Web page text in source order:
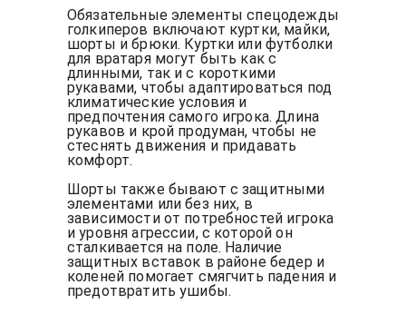
Обязательные элементы спецодежды
голкиперов включают куртки, майки,
шорты и брюки. Куртки или футболки
для вратаря могут быть как с
длинными, так и с короткими
рукавами, чтобы адаптироваться под
климатические условия и
предпочтения самого игрока. Длина
рукавов и крой продуман, чтобы не
стеснять движения и придавать
комфорт.
Шорты также бывают с защитными
элементами или без них, в
зависимости от потребностей игрока
и уровня агрессии, с которой он
сталкивается на поле. Наличие
защитных вставок в районе бедер и
коленей помогает смягчить падения и
предотвратить ушибы.